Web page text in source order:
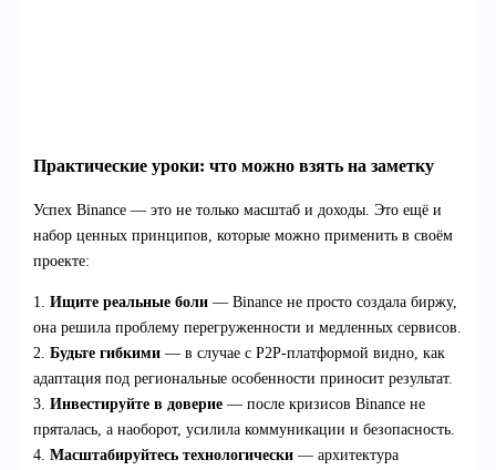
Практические уроки: что можно взять на заметку
Успех Binance — это не только масштаб и доходы. Это ещё и
набор ценных принципов, которые можно применить в своём
проекте:
1. Ищите реальные боли— Binance не просто создала биржу,
она решила проблему перегруженности и медленных сервисов.
2. Будьте гибкими— в случае с P2P-платформой видно, как
адаптация под региональные особенности приносит результат.
3. Инвестируйте в доверие— после кризисов Binance не
пряталась, а наоборот, усилила коммуникации и безопасность.
4. Масштабируйтесь технологически— архитектура